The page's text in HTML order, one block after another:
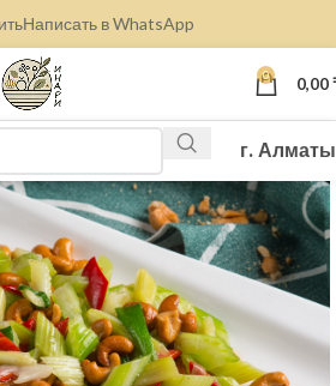
Написать в WhatsApp
0 0,00
г. Алматы